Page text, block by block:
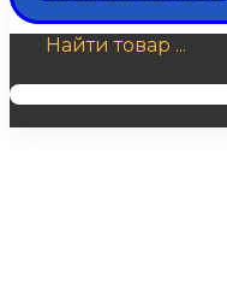
Найти товар ...